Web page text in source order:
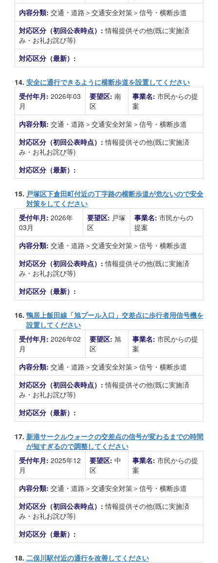
内容分類: 交通・道路＞交通安全対策＞信号・横断歩道
対応区分（初回公表時点）:情報提供その他(既に実施済
み・お礼お詫び等)
対応区分（最新）:
14. 安全に通行できるように横断歩道を設置してください
受付年月: 2026年03
月
要望区: 南
区
事業名: 市民からの提
案
内容分類: 交通・道路＞交通安全対策＞信号・横断歩道
対応区分（初回公表時点）:情報提供その他(既に実施済
み・お礼お詫び等)
対応区分（最新）:
15. 戸塚区下倉田町付近の丁字路の横断歩道が危ないので安全
対策をしてください
受付年月: 2026年
03月
要望区: 戸塚
区
事業名: 市民からの
提案
内容分類: 交通・道路＞交通安全対策＞信号・横断歩道
対応区分（初回公表時点）:情報提供その他(既に実施済
み・お礼お詫び等)
対応区分（最新）:
16. 鴨居上飯田線「旭プール入口」交差点に歩行者用信号機を
設置してください
受付年月: 2026年02
月
要望区: 旭
区
事業名: 市民からの提
案
内容分類: 交通・道路＞交通安全対策＞信号・横断歩道
対応区分（初回公表時点）:情報提供その他(既に実施済
み・お礼お詫び等)
対応区分（最新）:
17. 新港サークルウォークの交差点の信号が変わるまでの時間
が短すぎるので調整してください
受付年月: 2025年12
月
要望区: 中
区
事業名: 市民からの提
案
内容分類: 交通・道路＞交通安全対策＞信号・横断歩道
対応区分（初回公表時点）:情報提供その他(既に実施済
み・お礼お詫び等)
対応区分（最新）:
18. 二俣川駅付近の通行を改善してください